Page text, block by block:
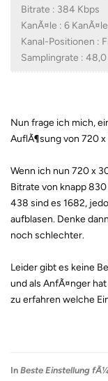
Bitrate : 384 Kbps
KanÃ¤le : 6 KanÃ¤le
Kanal-Positionen :
Samplingrate :
Nun frage ich mich,
AuflÃ¶sung von 720 x
Wenn ich nun 720 x
Bitrate von knapp
438 sind es 1682,
aufblasen. Denke
noch schlechter.
Leider gibt es keine
und als AnfÃ¤nger
zu erfahren welche
In Beste Einstellung